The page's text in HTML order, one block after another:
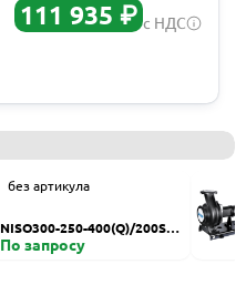
111 935 ₽ с НДС
без артикула
NISO300-250-400(Q)/200SW
HZDI
По запросу